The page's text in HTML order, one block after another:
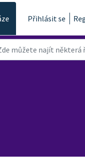
Přihlásit se